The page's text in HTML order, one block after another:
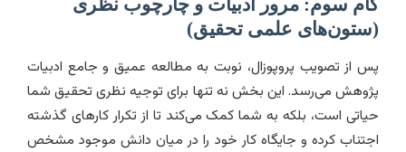
گام سوم: مرور ادبیات و چارچوب نظری
(ستون‌های علمی تحقیق)
پس از تصویب پروپوزال، نوبت به مطالعه عمیق و جامع ادبیات
پژوهش می‌رسد. این بخش نه تنها برای توجیه نظری تحقیق شما
حیاتی است، بلکه به شما کمک می‌کند تا از تکرار کارهای گذشته
اجتناب کرده و جایگاه کار خود را در میان دانش موجود مشخص